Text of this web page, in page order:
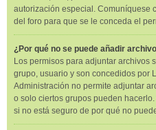
autorización especial. Comuníquese
del foro para que se le conceda el
¿Por qué no se puede añadir
Los permisos para adjuntar archivos
grupo, usuario y son concedidos por
Administración no permite adjuntar
o solo ciertos grupos pueden
si no está seguro de por qué no